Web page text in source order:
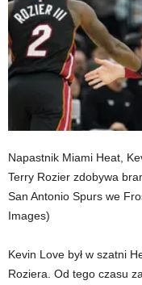
Napastnik Miami Heat,
Terry Rozier zdobywa
San Antonio Spurs we
Images)
Kevin Love był w szatni
Roziera. Od tego czasu